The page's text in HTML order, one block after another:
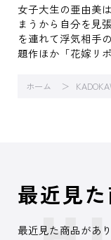
女子大生の亜由美
まうから自分を見
を連れて浮気相手
題作ほか「花嫁リ
ホーム
最近見
最近見た商品があり